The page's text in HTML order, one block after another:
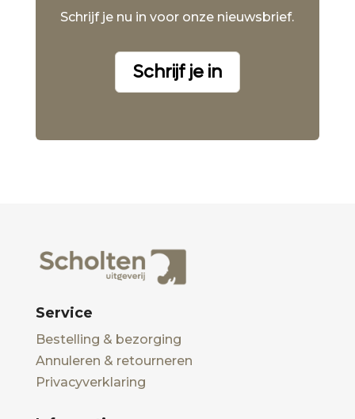
Schrijf je nu in voor onze nieuwsbrief.
Schrijf je in
Service
Bestelling & bezorging
Annuleren & retourneren
Privacyverklaring